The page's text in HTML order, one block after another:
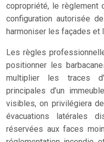
copropriété, le règlement
configuration autorisée
harmoniser les façades et
Les règles
positionner les
multiplier les traces
principales d’un
visibles, on privilégiera
évacuations latérales
réservées aux faces